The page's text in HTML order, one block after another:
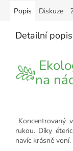
Popis Diskuze
Detailní
na
Koncentrovaný
rukou. Díky
navíc krásně voní.